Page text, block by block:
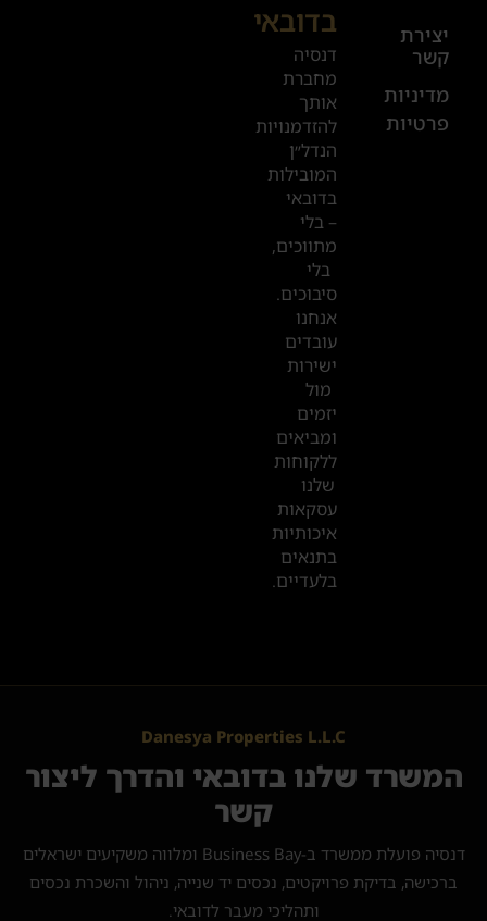
יצירת
קשר
מדיניות
פרטיות
+972
52
601
2019
המשרדים
שלנו
בדובאי
בדובאי
דנסיה
מחברת
אותך
להזדמנויות
הנדל״ן
המובילות
בדובאי
– בלי
מתווכים,
בלי
סיבוכים.
אנחנו
עובדים
ישירות
מול
יזמים
ומביאים
ללקוחות
שלנו
עסקאות
איכותיות
בתנאים
בלעדיים.
Danesya Properties L.L.C
המשרד שלנו בדובאי והדרך ליצור
קשר
דנסיה פועלת ממשרד ב-Business Bay ומלווה משקיעים ישראלים
ברכישה, בדיקת פרויקטים, נכסים יד שנייה, ניהול והשכרת נכסים
ותהליכי מעבר לדובאי.